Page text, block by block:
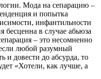
Мода на сепарацию –
и попытка
инфантильности
бесценна в случае абьюза
– это несомненно
любой разумный
и довести до абсурда, то
«Хотели, как лучше, а